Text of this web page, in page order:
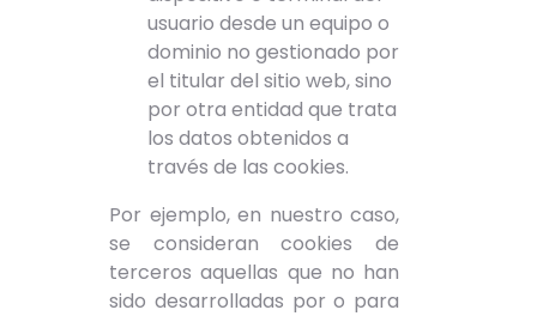
usuario desde un equipo o
dominio no gestionado por
el titular del sitio web, sino
por otra entidad que trata
los datos obtenidos a
través de las cookies.
Por ejemplo, en nuestro caso,
se consideran cookies de
terceros aquellas que no han
sido desarrolladas por o para